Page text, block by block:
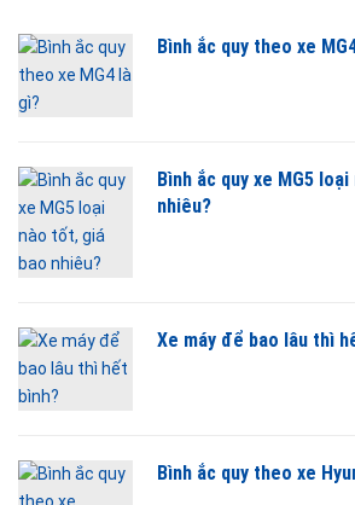
Bình ắc quy theo xe
Bình ắc quy xe MG5
nhiêu?
Xe máy để bao lâu thì
Bình ắc quy theo xe